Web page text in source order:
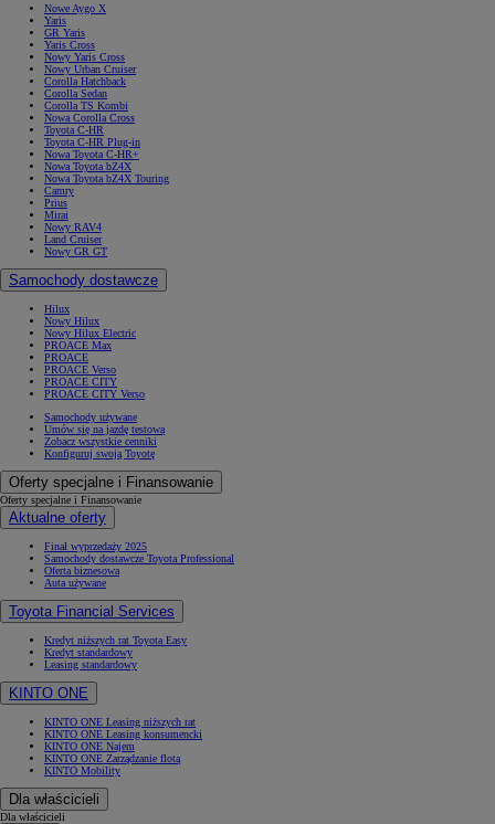
Nowe Aygo X
Yaris
GR Yaris
Yaris Cross
Nowy Yaris Cross
Nowy Urban Cruiser
Corolla Hatchback
Corolla Sedan
Corolla TS Kombi
Nowa Corolla Cross
Toyota C-HR
Toyota C-HR Plug-in
Nowa Toyota C-HR+
Nowa Toyota bZ4X
Nowa Toyota bZ4X Touring
Camry
Prius
Mirai
Nowy RAV4
Land Cruiser
Nowy GR GT
Samochody dostawcze
Hilux
Nowy Hilux
Nowy Hilux Electric
PROACE Max
PROACE
PROACE Verso
PROACE CITY
PROACE CITY Verso
Samochody używane
Umów się na jazdę testową
Zobacz wszystkie cenniki
Konfiguruj swoją Toyotę
Oferty specjalne i Finansowanie
Oferty specjalne i Finansowanie
Aktualne oferty
Finał wyprzedaży 2025
Samochody dostawcze Toyota Professional
Oferta biznesowa
Auta używane
Toyota Financial Services
Kredyt niższych rat Toyota Easy
Kredyt standardowy
Leasing standardowy
KINTO ONE
KINTO ONE Leasing niższych rat
KINTO ONE Leasing konsumencki
KINTO ONE Najem
KINTO ONE Zarządzanie flotą
KINTO Mobility
Dla właścicieli
Dla właścicieli